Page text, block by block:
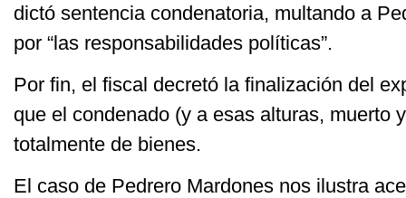
dictó sentencia condenatoria, multando a
por “las responsabilidades políticas”.
Por fin, el fiscal decretó la finalización del
que el condenado (y a esas alturas, muerto
totalmente de bienes.
El caso de Pedrero Mardones nos ilustra